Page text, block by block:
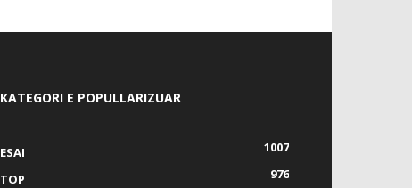
KATEGORI E POPULLARIZUAR
ESAI
1007
TOP
976